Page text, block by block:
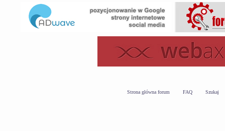
Strona główna forum FAQ Szukaj